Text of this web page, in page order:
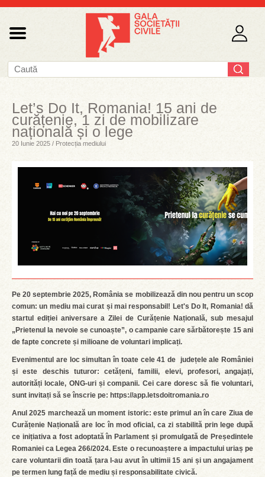
Let’s Do It, Romania! 15 ani de
curățenie, 1 zi de mobilizare
națională și o lege
20 Iunie 2025 / Protecția mediului
Pe 20 septembrie 2025, România se mobilizează din nou pentru un scop
comun: un mediu mai curat și mai responsabil! Let's Do It, Romania! dă
startul ediției aniversare a Zilei de Curățenie Națională, sub mesajul
„Prietenul la nevoie se cunoaște”, o campanie care sărbătorește 15 ani
de fapte concrete și milioane de voluntari implicați.
Evenimentul are loc simultan în toate cele 41 de județele ale României
și este deschis tuturor: cetățeni, familii, elevi, profesori, angajați,
autorități locale, ONG-uri și companii. Cei care doresc să fie voluntari,
sunt invitați să se înscrie pe: https://app.letsdoitromania.ro
Anul 2025 marchează un moment istoric: este primul an în care Ziua de
Curățenie Națională are loc în mod oficial, ca zi stabilită prin lege după
ce inițiativa a fost adoptată în Parlament și promulgată de Președintele
Romaniei ca Legea 266/2024. Este o recunoaștere a impactului uriaș pe
care voluntarii din toată țara l-au avut în ultimii 15 ani și un angajament
pe termen lung față de mediu și responsabilitate civică.